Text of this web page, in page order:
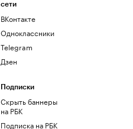
сети
ВКонтакте
Одноклассники
Telegram
Дзен
Подписки
Скрыть баннеры
на РБК
Подписка на РБК